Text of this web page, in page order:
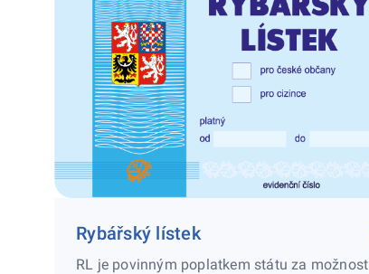
Rybářský lístek
RL je povinným poplatkem státu za možnost